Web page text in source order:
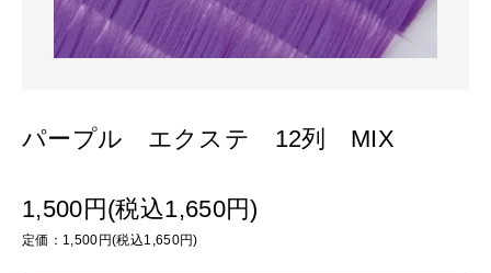
パープル エクステ 12列 MIX
1,500円(税込1,650円)
定価：1,500円(税込1,650円)